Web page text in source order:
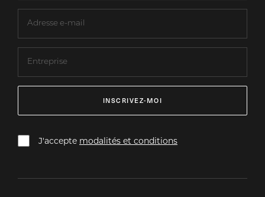
INSCRIVEZ-MOI
J'accepte modalités et conditions